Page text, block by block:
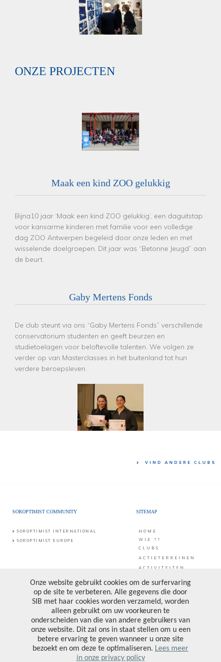
ONZE PROJECTEN
Maak een kind ZOO gelukkig
Bijna10 jaar ‘Maak een kind ZOO gelukkig’, een daguitstap
voor kansarme kinderen met familie voor een volledige
dag ZOO Antwerpen begeleid door onze leden en met
wisselende doelgroepen. Dit jaar was “Betonne Jeugd” aan
de beurt.
Gaby Mertens Fonds
De club steunt via ons “Gaby Mertens Fonds” verschillende
conservatorium studenten en geeft beurzen en
studietoelagen voor beloftevolle talenten. We volgen ze
verder op van Masterclasses in het buitenland tot hun
verdere beroepsleven.
VIND ANDERE CLUBS
SOROPTIMIST COMMUNITY
SOROPTIMIST INTERNATIONAL
SOROPTIMIST EUROPE
SITEMAP
HOME
WIE ??
CLUBS
ACTIETERREINEN
ACTIVITEITEN
DONATE
PRIVACY POLICY
Middaglijnstraat 10
1210 Brussel
Bankrekening: BE25 0017 6998 6682
Ondernemingsnummer: 0473.157.090
CONTACTEER ONS
VOLG ONS